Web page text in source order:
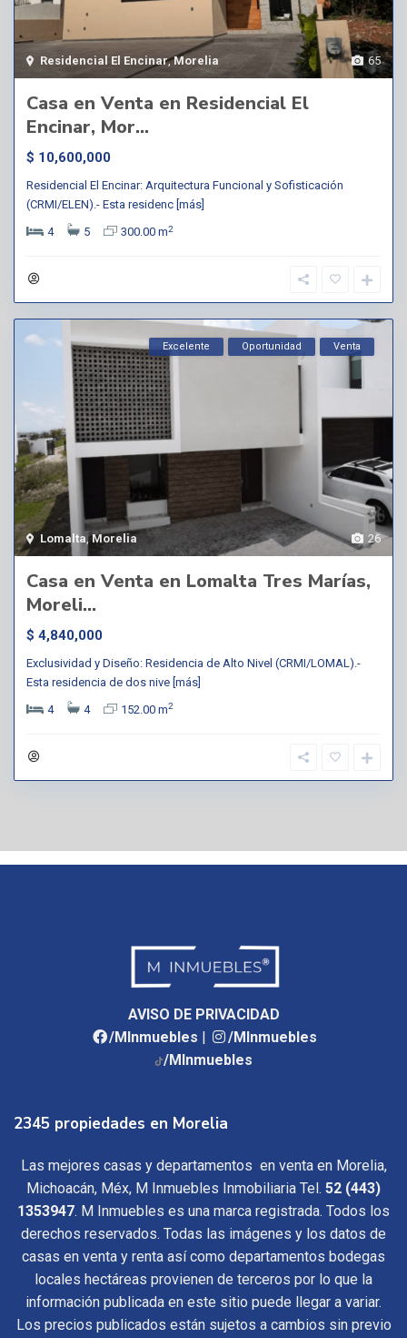
65
Residencial El Encinar,Morelia
Casa en Venta en Residencial El
Encinar, Mor...
$ 10,600,000
Residencial El Encinar: Arquitectura Funcional y Sofisticación
(CRMI/ELEN).- Esta residenc [más]
4
5 300.00 m2
26
Lomalta,Morelia
Excelente Oportunidad Venta
Casa en Venta en Lomalta Tres Marías,
Moreli...
$ 4,840,000
Exclusividad y Diseño: Residencia de Alto Nivel (CRMI/LOMAL).-
Esta residencia de dos nive [más]
4
4 152.00 m2
AVISO DE PRIVACIDAD
/MInmuebles
/MInmuebles
/MInmuebles
2345 propiedades en Morelia
Las mejores casas y departamentos en venta en Morelia,
Michoacán, Méx, M Inmuebles Inmobiliaria Tel. 52 (443)
1353947. M Inmuebles es una marca registrada. Todos los
derechos reservados. Todas las imágenes y los datos de
casas en venta y renta así como departamentos bodegas
locales hectáreas provienen de terceros por lo que la
información publicada en este sitio puede llegar a variar.
Los precios publicados están sujetos a cambios sin previo